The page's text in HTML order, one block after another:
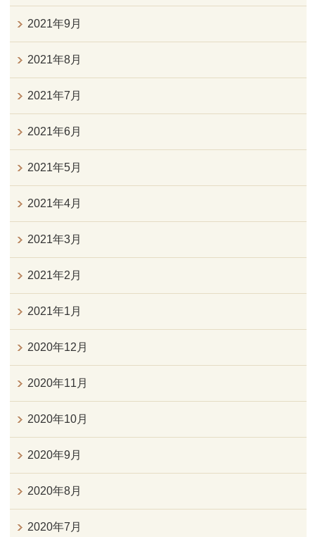
2021年9月
2021年8月
2021年7月
2021年6月
2021年5月
2021年4月
2021年3月
2021年2月
2021年1月
2020年12月
2020年11月
2020年10月
2020年9月
2020年8月
2020年7月